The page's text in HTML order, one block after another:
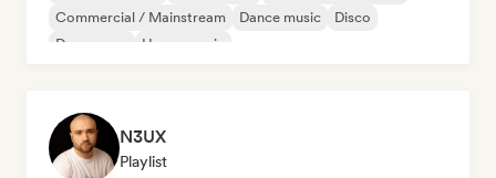
Commercial / Mainstream
Dance music
Disco
Dream pop
House music
N3UX
Playlist